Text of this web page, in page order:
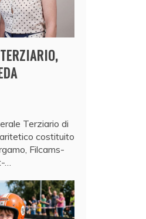
Terziario di
costituito
Filcams-
…